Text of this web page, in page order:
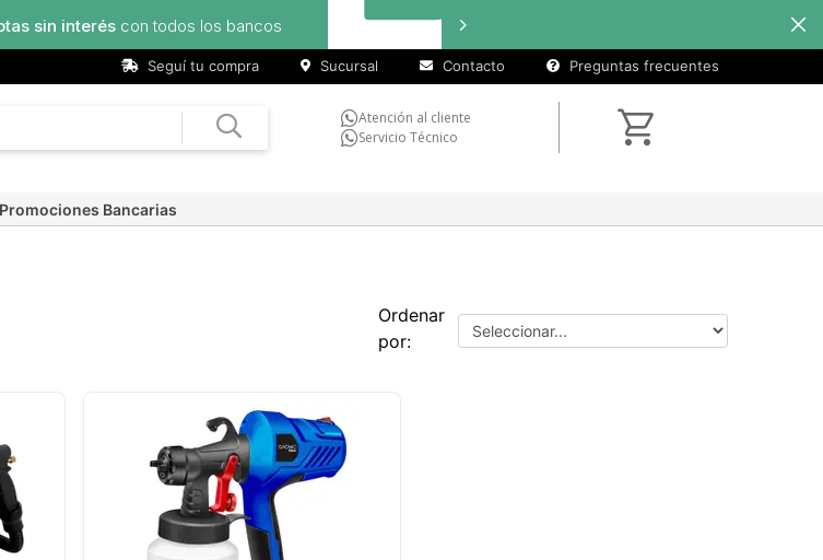
sin interés con todos los bancos
Seguí tu compra Sucursal Contacto Preguntas frecuentes
Atención al cliente
Servicio Técnico
Promociones Bancarias
Ordenar
por: